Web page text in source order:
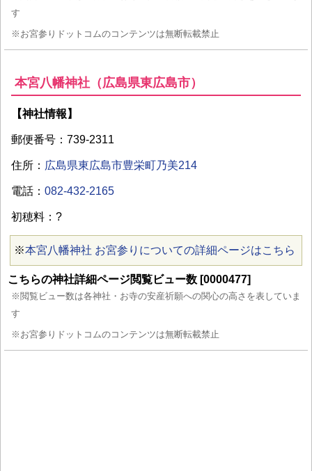
す
※お宮参りドットコムのコンテンツは無断転載禁止
本宮八幡神社（広島県東広島市）
【神社情報】
郵便番号：739-2311
住所： 広島県東広島市豊栄町乃美214
電話： 082-432-2165
初穂料：?
※本宮八幡神社 お宮参りについての詳細ページはこちら
こちらの神社詳細ページ閲覧ビュー数 [0000477]
※閲覧ビュー数は各神社・お寺の安産祈願への関心の高さを表していま
す
※お宮参りドットコムのコンテンツは無断転載禁止